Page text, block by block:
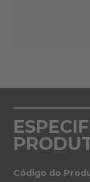
Código do